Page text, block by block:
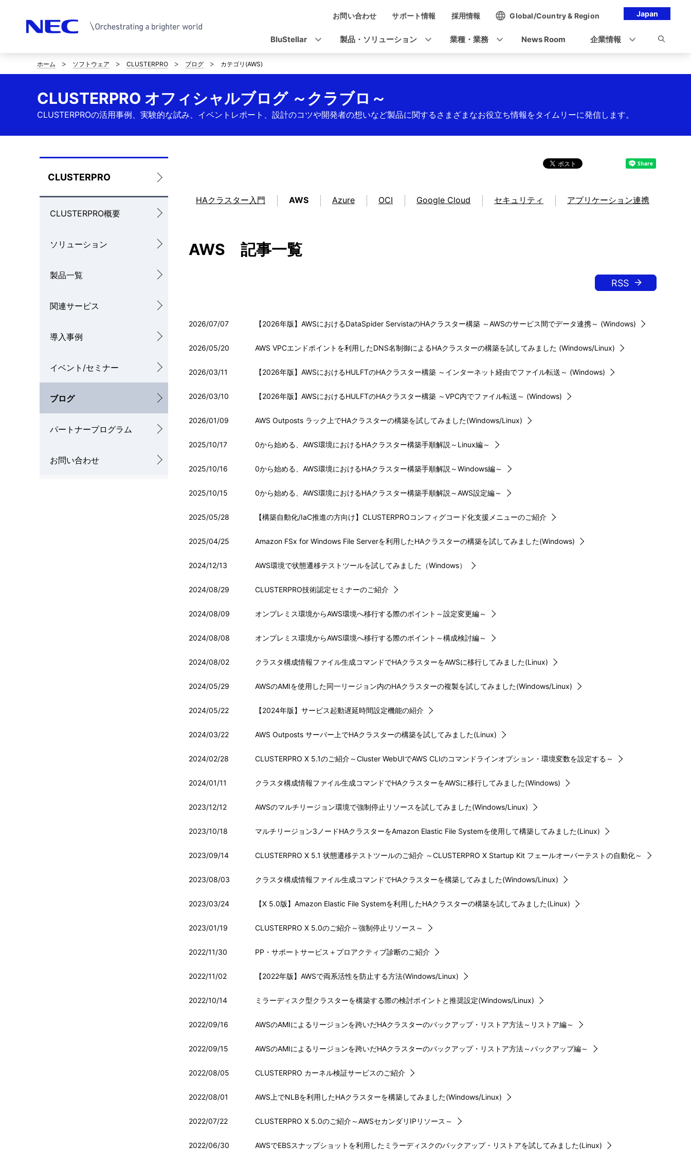
Japan
ゲ
ー
シ
ョ
お問い合わせ サポート情報 採用情報 Global/Country & Region
BluStellar 製品・ソリューション 業種・業務 News Room 企業情報
サ
イ
ト
。
ホーム ソフトウェア CLUSTERPRO ブログ カテゴリ(AWS)
CLUSTERPRO オフィシャルブログ ～クラブロ～
CLUSTERPROの活用事例、実験的な試み、イベントレポート、設計のコツや開発者の想いなど製品に関するさまざまなお役立ち情報をタイムリーに発信します。
ロ
ー
カ
ビ
シ
CLUSTERPRO
CLUSTERPRO概要
ソリューション
製品一覧
関連サービス
導入事例
イベント/セミナー
ブログ
パートナープログラム
お問い合わせ
HAクラスター入門 AWS Azure OCI Google Cloud セキュリティ アプリケーション連携
AWS 記事一覧
RSS
2026/07/07 【2026年版】AWSにおけるDataSpider ServistaのHAクラスター構築 ～AWSのサービス間でデータ連携～ (Windows)
2026/05/20 AWS VPCエンドポイントを利用したDNS名制御によるHAクラスターの構築を試してみました (Windows/Linux)
2026/03/11 【2026年版】AWSにおけるHULFTのHAクラスター構築 ～インターネット経由でファイル転送～ (Windows)
2026/03/10 【2026年版】AWSにおけるHULFTのHAクラスター構築 ～VPC内でファイル転送～ (Windows)
2026/01/09 AWS Outposts ラック上でHAクラスターの構築を試してみました(Windows/Linux)
2025/10/17 0から始める、AWS環境におけるHAクラスター構築手順解説～Linux編～
2025/10/16 0から始める、AWS環境におけるHAクラスター構築手順解説～Windows編～
2025/10/15 0から始める、AWS環境におけるHAクラスター構築手順解説～AWS設定編～
2025/05/28 【構築自動化/IaC推進の方向け】CLUSTERPROコンフィグコード化支援メニューのご紹介
2025/04/25 Amazon FSx for Windows File Serverを利用したHAクラスターの構築を試してみました(Windows)
2024/12/13 AWS環境で状態遷移テストツールを試してみました（Windows）
2024/08/29 CLUSTERPRO技術認定セミナーのご紹介
2024/08/09 オンプレミス環境からAWS環境へ移行する際のポイント～設定変更編～
2024/08/08 オンプレミス環境からAWS環境へ移行する際のポイント～構成検討編～
2024/08/02 クラスタ構成情報ファイル生成コマンドでHAクラスターをAWSに移行してみました(Linux)
2024/05/29 AWSのAMIを使用した同一リージョン内のHAクラスターの複製を試してみました(Windows/Linux)
2024/05/22 【2024年版】サービス起動遅延時間設定機能の紹介
2024/03/22 AWS Outposts サーバー上でHAクラスターの構築を試してみました(Linux)
2024/02/28 CLUSTERPRO X 5.1のご紹介～Cluster WebUIでAWS CLIのコマンドラインオプション・環境変数を設定する～
2024/01/11 クラスタ構成情報ファイル生成コマンドでHAクラスターをAWSに移行してみました(Windows)
2023/12/12 AWSのマルチリージョン環境で強制停止リソースを試してみました(Windows/Linux)
2023/10/18 マルチリージョン3ノードHAクラスターをAmazon Elastic File Systemを使用して構築してみました(Linux)
2023/09/14 CLUSTERPRO X 5.1 状態遷移テストツールのご紹介 ～CLUSTERPRO X Startup Kit フェールオーバーテストの自動化～
2023/08/03 クラスタ構成情報ファイル生成コマンドでHAクラスターを構築してみました(Windows/Linux)
2023/03/24 【X 5.0版】Amazon Elastic File Systemを利用したHAクラスターの構築を試してみました(Linux)
2023/01/19 CLUSTERPRO X 5.0のご紹介～強制停止リソース～
2022/11/30 PP・サポートサービス＋プロアクティブ診断のご紹介
2022/11/02 【2022年版】AWSで両系活性を防止する方法(Windows/Linux)
2022/10/14 ミラーディスク型クラスターを構築する際の検討ポイントと推奨設定(Windows/Linux)
2022/09/16 AWSのAMIによるリージョンを跨いだHAクラスターのバックアップ・リストア方法～リストア編～
2022/09/15 AWSのAMIによるリージョンを跨いだHAクラスターのバックアップ・リストア方法～バックアップ編～
2022/08/05 CLUSTERPRO カーネル検証サービスのご紹介
2022/08/01 AWS上でNLBを利用したHAクラスターを構築してみました(Windows/Linux)
2022/07/22 CLUSTERPRO X 5.0のご紹介～AWSセカンダリIPリソース～
2022/06/30 AWSでEBSスナップショットを利用したミラーディスクのバックアップ・リストアを試してみました(Linux)